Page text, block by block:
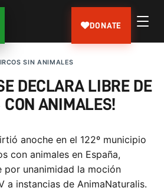
DONATE
SIN ANIMALES
DECLARA LIBRE DE
CON ANIMALES!
anoche en el 122º municipio
con animales en España,
por unanimidad la moción
a instancias de AnimaNaturalis.